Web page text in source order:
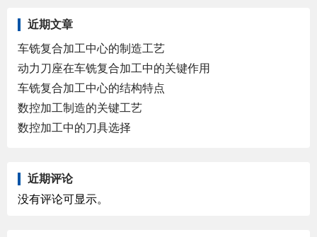
近期文章
车铣复合加工中心的制造工艺
动力刀座在车铣复合加工中的关键作用
车铣复合加工中心的结构特点
数控加工制造的关键工艺
数控加工中的刀具选择
近期评论
没有评论可显示。